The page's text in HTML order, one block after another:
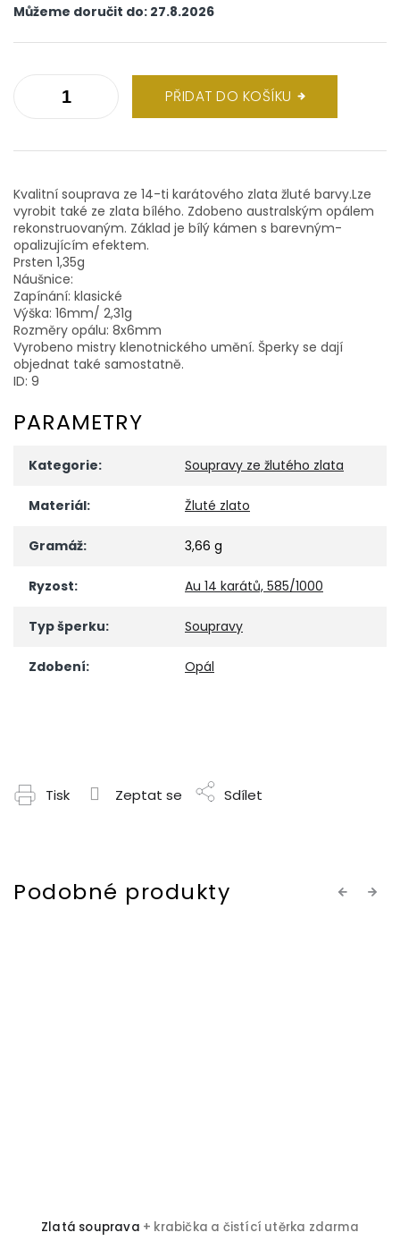
cena:
Můžeme doručit do: 27.8.2026
PŘIDAT DO KOŠÍKU
Kvalitní souprava ze 14-ti karátového zlata žluté barvy.Lze
vyrobit také ze zlata bílého. Zdobeno australským opálem
rekonstruovaným. Základ je bílý kámen s barevným-
opalizujícím efektem.
Prsten 1,35g
Náušnice:
Zapínání: klasické
Výška: 16mm/ 2,31g
Rozměry opálu: 8x6mm
Vyrobeno mistry klenotnického umění. Šperky se dají
objednat také samostatně.
ID: 9
PARAMETRY
Kategorie: Soupravy ze žlutého zlata
Materiál: Žluté zlato
Gramáž: 3,66 g
Ryzost: Au 14 karátů, 585/1000
Typ šperku: Soupravy
Zdobení: Opál
Tisk Zeptat se Sdílet
Previous
Zlatá souprava + krabička a čistící utěrka zdarma
Next